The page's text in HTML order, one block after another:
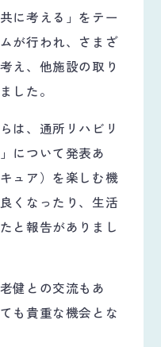
に考える」をテー
が行われ、さまざ
え、他施設の取り
した。
は、通所リハビリ
について発表あ
ュア）を楽しむ機
くなったり、生活
と報告がありまし
健との交流もあ
も貴重な機会とな